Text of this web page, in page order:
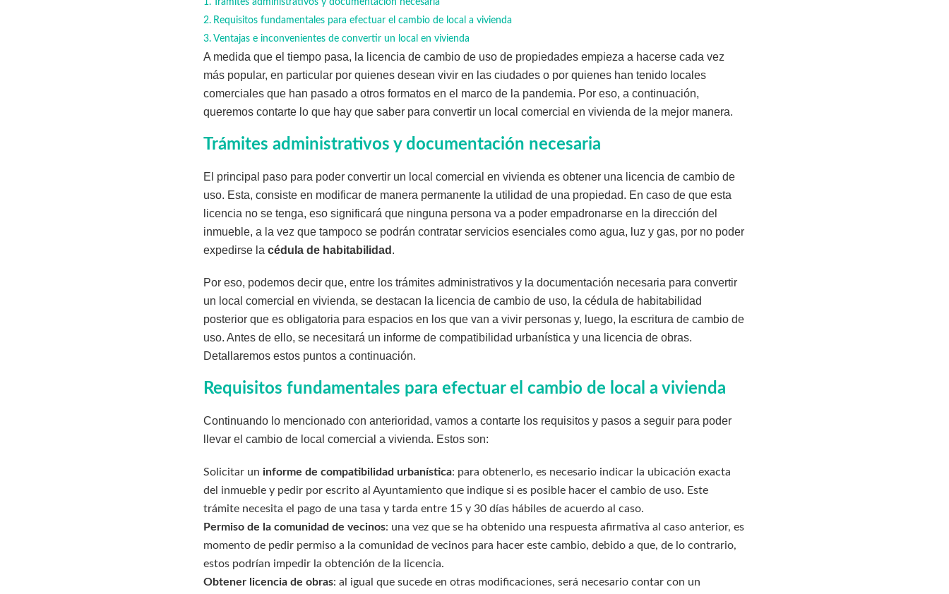
Requisitos fundamentales para efectuar el cambio de local a vivienda
Ventajas e inconvenientes de convertir un local en vivienda
A medida que el tiempo pasa, la licencia de cambio de uso de propiedades empieza a hacerse cada vez
más popular, en particular por quienes desean vivir en las ciudades o por quienes han tenido locales
comerciales que han pasado a otros formatos en el marco de la pandemia. Por eso, a continuación,
queremos contarte lo que hay que saber para convertir un local comercial en vivienda de la mejor manera.
Trámites administrativos y documentación necesaria
El principal paso para poder convertir un local comercial en vivienda es obtener una licencia de cambio de
uso. Esta, consiste en modificar de manera permanente la utilidad de una propiedad. En caso de que esta
licencia no se tenga, eso significará que ninguna persona va a poder empadronarse en la dirección del
inmueble, a la vez que tampoco se podrán contratar servicios esenciales como agua, luz y gas, por no poder
expedirse la cédula de habitabilidad .
Por eso, podemos decir que, entre los trámites administrativos y la documentación necesaria para convertir
un local comercial en vivienda, se destacan la licencia de cambio de uso, la cédula de habitabilidad
posterior que es obligatoria para espacios en los que van a vivir personas y, luego, la escritura de cambio de
uso. Antes de ello, se necesitará un informe de compatibilidad urbanística y una licencia de obras.
Detallaremos estos puntos a continuación.
Requisitos fundamentales para efectuar el cambio de local a vivienda
Continuando lo mencionado con anterioridad, vamos a contarte los requisitos y pasos a seguir para poder
llevar el cambio de local comercial a vivienda. Estos son:
Solicitar un informe de compatibilidad urbanística: para obtenerlo, es necesario indicar la ubicación exacta
del inmueble y pedir por escrito al Ayuntamiento que indique si es posible hacer el cambio de uso. Este
trámite necesita el pago de una tasa y tarda entre 15 y 30 días hábiles de acuerdo al caso.
Permiso de la comunidad de vecinos: una vez que se ha obtenido una respuesta afirmativa al caso anterior, es
momento de pedir permiso a la comunidad de vecinos para hacer este cambio, debido a que, de lo contrario,
estos podrían impedir la obtención de la licencia.
Obtener licencia de obras: al igual que sucede en otras modificaciones, será necesario contar con un